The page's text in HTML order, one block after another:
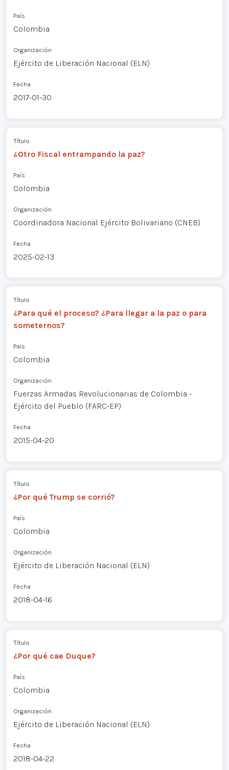
País
Colombia
Organización
Ejército de Liberación Nacional (ELN)
Fecha
2017-01-30
Título
¿Otro Fiscal entrampando la paz?
País
Colombia
Organización
Coordinadora Nacional Ejército Bolivariano (CNEB)
Fecha
2025-02-13
Título
¿Para qué el proceso? ¿Para llegar a la paz o para
someternos?
País
Colombia
Organización
Fuerzas Armadas Revolucionarias de Colombia -
Ejército del Pueblo (FARC-EP)
Fecha
2015-04-20
Título
¿Por qué Trump se corrió?
País
Colombia
Organización
Ejército de Liberación Nacional (ELN)
Fecha
2018-04-16
Título
¿Por qué cae Duque?
País
Colombia
Organización
Ejército de Liberación Nacional (ELN)
Fecha
2018-04-22